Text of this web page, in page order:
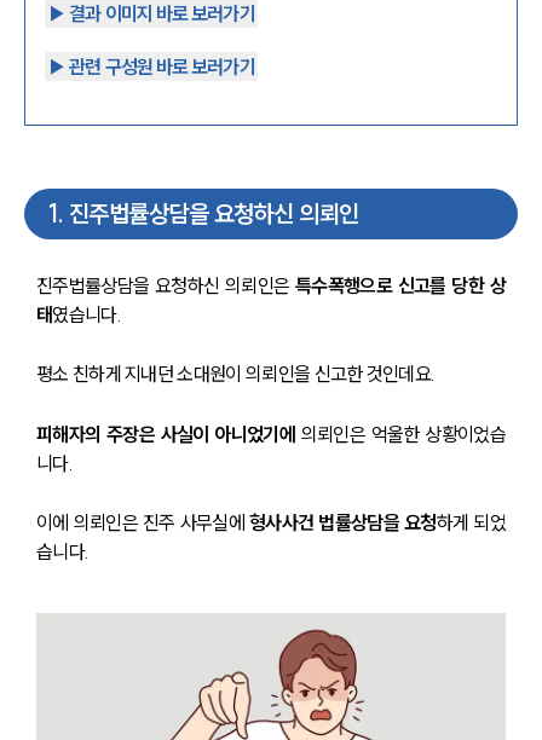
▶︎ 결과 이미지 바로 보러가기
▶︎ 관련 구성원 바로 보러가기
1. 진주법률상담을 요청하신 의뢰인
진주법률상담을 요청하신 의뢰인은 특수폭행으로 신고를 당한 상
태였습니다.
평소 친하게 지내던 소대원이 의뢰인을 신고한 것인데요.
피해자의 주장은 사실이 아니었기에 의뢰인은 억울한 상황이었습
니다.
이에 의뢰인은 진주 사무실에 형사사건 법률상담을 요청하게 되었
습니다.